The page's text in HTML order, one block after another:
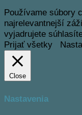
Používame súbory
najrelevantnejší
vyjadrujete
Prijať všetky
Close
Nastavenia